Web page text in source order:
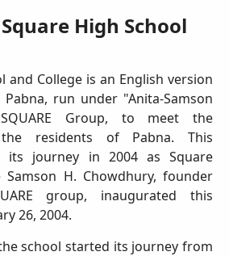
High School
and College is an English version
run under "Anita-Samson
Group, to meet the
residents of Pabna. This
its journey in 2004 as Square
Samson H. Chowdhury, founder
group, inaugurated this
26, 2004.
school started its journey from